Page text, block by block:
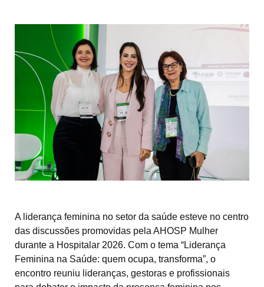
A liderança feminina no setor da saúde esteve no centro
das discussões promovidas pela AHOSP Mulher
durante a Hospitalar 2026. Com o tema “Liderança
Feminina na Saúde: quem ocupa, transforma”, o
encontro reuniu lideranças, gestoras e profissionais